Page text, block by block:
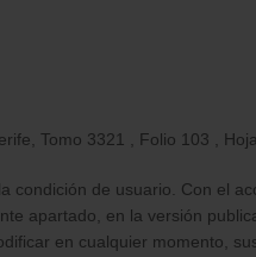
Tomo 3321 , Folio 103 ,
condición de usuario. Con el
apartado, en la versión
en cualquier momento,